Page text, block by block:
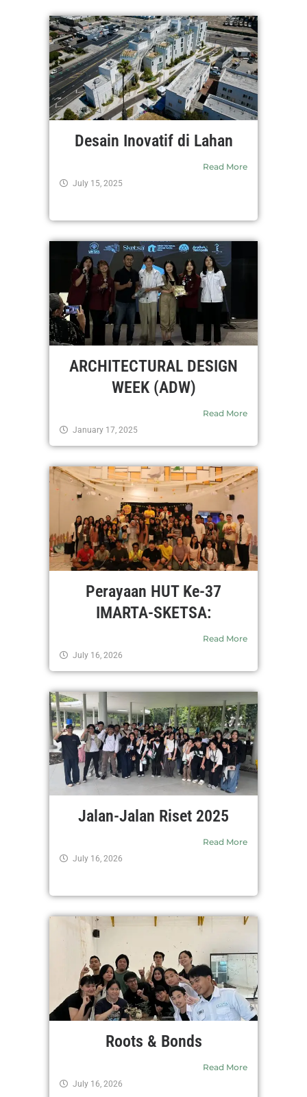
Desain Inovatif di Lahan
Read More
July 15, 2025
ARCHITECTURAL DESIGN
WEEK (ADW)
Read More
January 17, 2025
Perayaan HUT Ke-37
IMARTA-SKETSA:
Read More
July 16, 2026
Jalan-Jalan Riset 2025
Read More
July 16, 2026
Roots & Bonds
Read More
July 16, 2026